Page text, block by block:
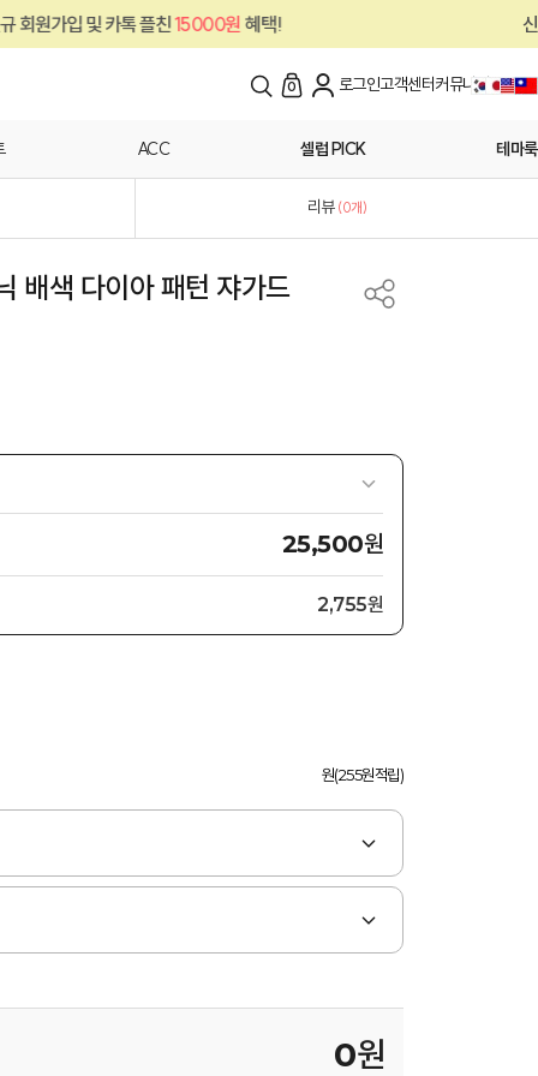
플친15000원혜택! 신규 회원가입 및
0 로그인고객센터커뮤니티
ACC 셀럽 PICK 테마룩
리뷰 (0개)
배색 다이아 패턴 쟈가드
25,500원
2,755원
원(255원적립)
0원